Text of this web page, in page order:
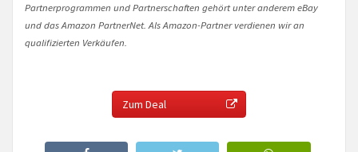
Partnerprogrammen und Partnerschaften gehört unter anderem eBay
und das Amazon PartnerNet. Als Amazon-Partner verdienen wir an
qualifizierten Verkäufen.
Zum Deal